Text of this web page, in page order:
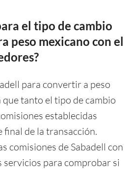
el tipo de cambio
peso mexicano con el
para convertir a peso
que tanto el tipo de cambio
establecidas
final de la transacción.
comisiones de Sabadell con
servicios para comprobar si